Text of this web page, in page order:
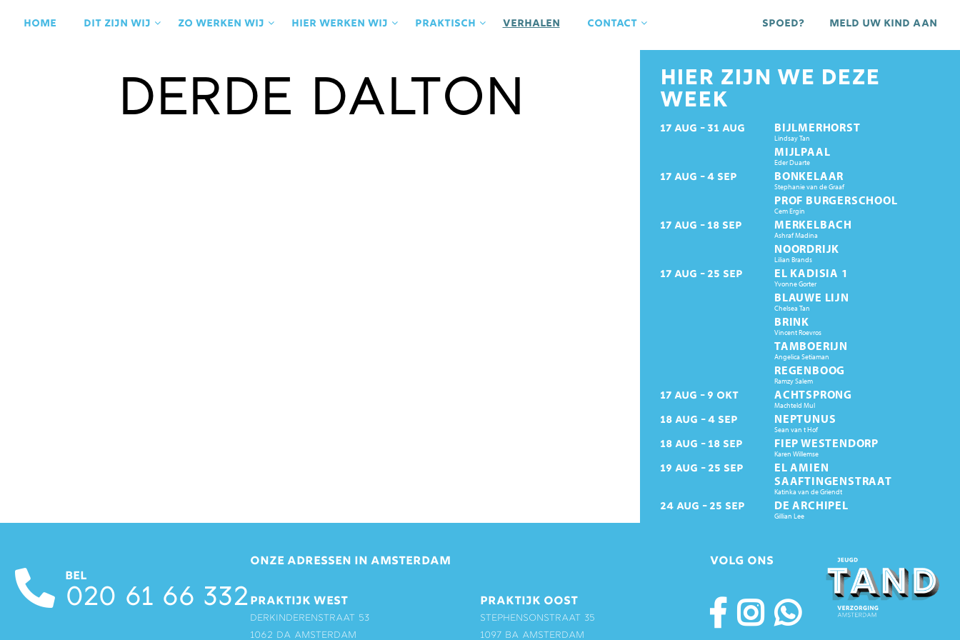
Home Dit zijn wij Zo werken wij Hier werken wij praktisch Verhalen contact Meld uw kind aan
Spoed?
Derde Dalton HIER ZIJN WE DEZE
WEEK
17 AUG 31 AUG BIJLMERHORST
Lindsay Tan
MIJLPAAL
Eder Duarte
17 AUG 4 SEP BONKELAAR
Stephanie van de Graaf
PROF BURGERSCHOOL
Cem Ergin
17 AUG 18 SEP MERKELBACH
Ashraf Madina
NOORDRIJK
Lilian Brands
17 AUG 25 SEP EL KADISIA 1
Yvonne Gorter
BLAUWE LIJN
Chelsea Tan
BRINK
Vincent Roevros
TAMBOERIJN
Angelica Setiaman
REGENBOOG
Ramzy Salem
17 AUG 9 OKT ACHTSPRONG
Machteld Mul
18 AUG 4 SEP NEPTUNUS
Sean van t Hof
18 AUG 18 SEP FIEP WESTENDORP
Karen Willemse
19 AUG 25 SEP
EL AMIEN
SAAFTINGENSTRAAT
Katinka van de Griendt
24 AUG 25 SEP DE ARCHIPEL
Gillian Lee
BEL
020 61 66 332
ONZE ADRESSEN IN AMSTERDAM
PRAKTIJK WEST
Derkinderenstraat 53
1062 DA Amsterdam
PRAKTIJK OOST
Stephensonstraat 35
1097 BA Amsterdam
VOLG ONS